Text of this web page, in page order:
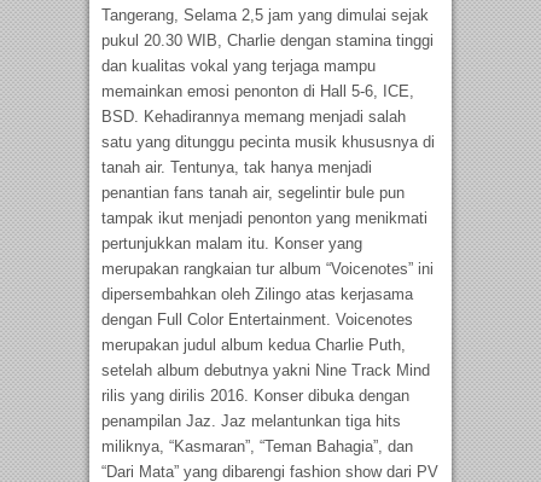
Tangerang, Selama 2,5 jam yang dimulai sejak
pukul 20.30 WIB, Charlie dengan stamina tinggi
dan kualitas vokal yang terjaga mampu
memainkan emosi penonton di Hall 5-6, ICE,
BSD. Kehadirannya memang menjadi salah
satu yang ditunggu pecinta musik khususnya di
tanah air. Tentunya, tak hanya menjadi
penantian fans tanah air, segelintir bule pun
tampak ikut menjadi penonton yang menikmati
pertunjukkan malam itu. Konser yang
merupakan rangkaian tur album “Voicenotes” ini
dipersembahkan oleh Zilingo atas kerjasama
dengan Full Color Entertainment. Voicenotes
merupakan judul album kedua Charlie Puth,
setelah album debutnya yakni Nine Track Mind
rilis yang dirilis 2016. Konser dibuka dengan
penampilan Jaz. Jaz melantunkan tiga hits
miliknya, “Kasmaran”, “Teman Bahagia”, dan
“Dari Mata” yang dibarengi fashion show dari PV